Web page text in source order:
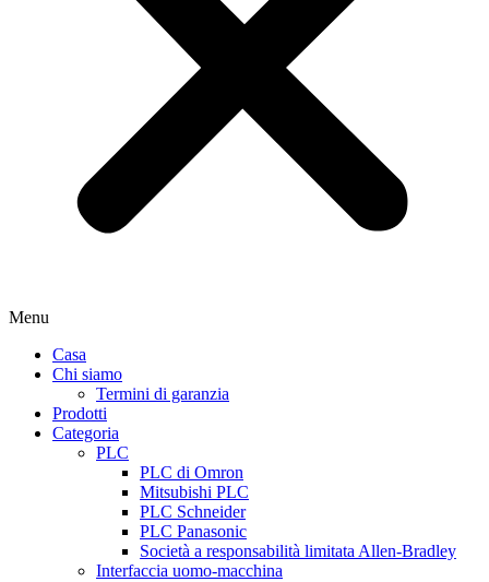
Menu
Casa
Chi siamo
Termini di garanzia
Prodotti
Categoria
PLC
PLC di Omron
Mitsubishi PLC
PLC Schneider
PLC Panasonic
Società a responsabilità limitata Allen-Bradley
Interfaccia uomo-macchina